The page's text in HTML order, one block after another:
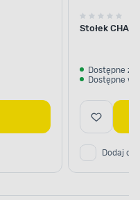
Stołek
Dostępne z
Dostępne w
Dodaj do